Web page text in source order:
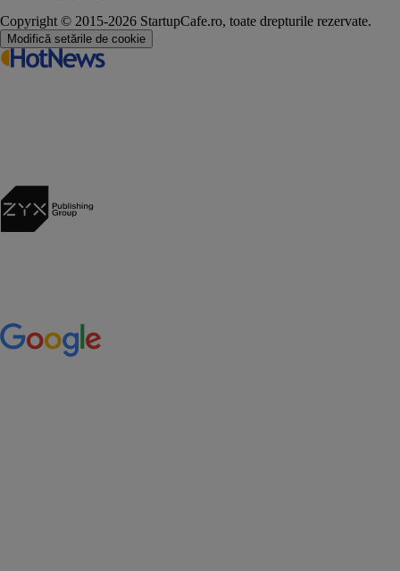
Copyright © 2015-2026 StartupCafe.ro, toate drepturile rezervate.
Modifică setările de cookie